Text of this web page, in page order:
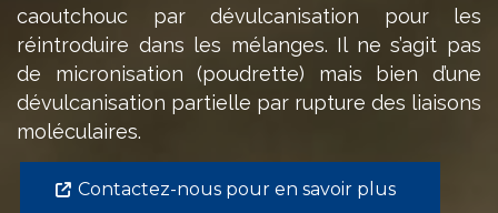
caoutchouc par dévulcanisation pour les
réintroduire dans les mélanges. Il ne s’agit pas
de micronisation (poudrette) mais bien d’une
dévulcanisation partielle par rupture des liaisons
moléculaires.
Contactez-nous pour en savoir plus